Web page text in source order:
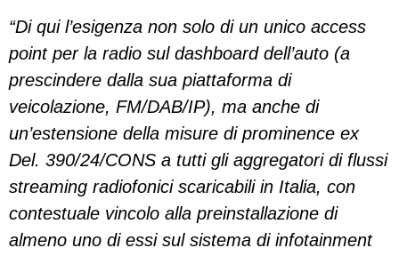
“Di qui l’esigenza non solo di un unico access
point per la radio sul dashboard dell’auto (a
prescindere dalla sua piattaforma di
veicolazione, FM/DAB/IP), ma anche di
un’estensione della misure di prominence ex
Del. 390/24/CONS a tutti gli aggregatori di flussi
streaming radiofonici scaricabili in Italia, con
contestuale vincolo alla preinstallazione di
almeno uno di essi sul sistema di infotainment